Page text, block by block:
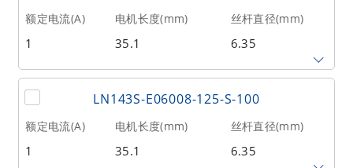
相数 转子惯量(g•cm²) 重量(kg)
2 20 0.21
额定电流(A) 电机长度(mm) 丝杆直径(mm)
1 35.1 6.35
丝杆导程(mm) 丝杆长度(mm) 额定推力(N
@300RPM)
相数 转子惯量(g•cm²) 重量(kg)
LN143S-E06008-125-S-100
额定电流(A) 电机长度(mm) 丝杆直径(mm)
1 35.1 6.35